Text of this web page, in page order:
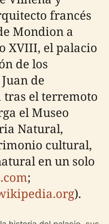
francés
Mondion a
XVIII, el palacio
de los
de
el terremoto
el Museo
Natural,
cultural,
en un solo
;
).